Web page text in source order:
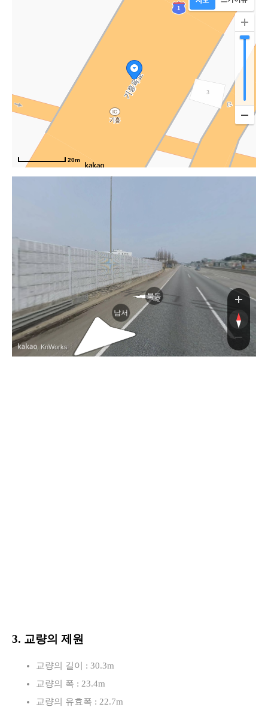
20m
남서
북동
, KnWorks
3. 교량의 제원
교량의 길이 : 30.3m
교량의 폭 : 23.4m
교량의 유효폭 : 22.7m